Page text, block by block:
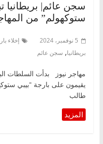
سجن عائم| بريطانيا
ستوكهولم” من
5 نوفمبر، 2024 إخلاء
بريطانيا, سجن عائم
مهاجر نيوز بدأت السلطات
طالب